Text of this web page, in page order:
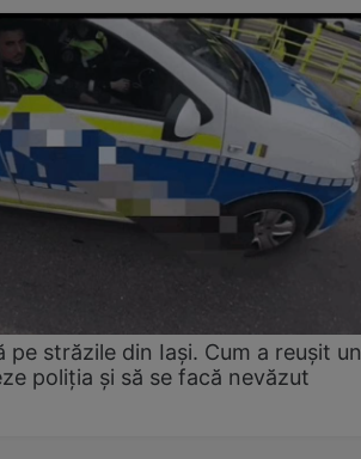
pe străzile din Iași. Cum a reușit un
poliția și să se facă nevăzut